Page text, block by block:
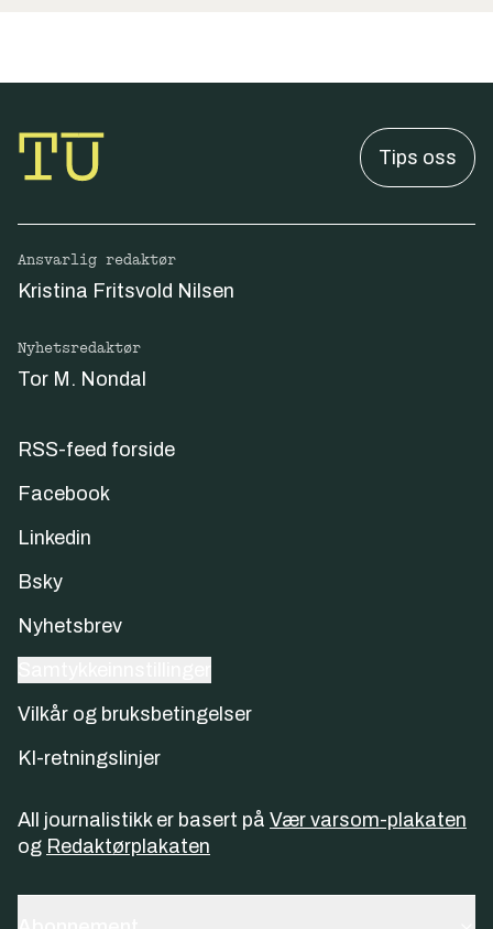
Tips oss
Ansvarlig redaktør
Kristina Fritsvold Nilsen
Nyhetsredaktør
Tor M. Nondal
RSS-feed forside
Facebook
Linkedin
Bsky
Nyhetsbrev
Vilkår og bruksbetingelser
KI-retningslinjer
All journalistikk er basert på Vær varsom-plakaten
og Redaktørplakaten